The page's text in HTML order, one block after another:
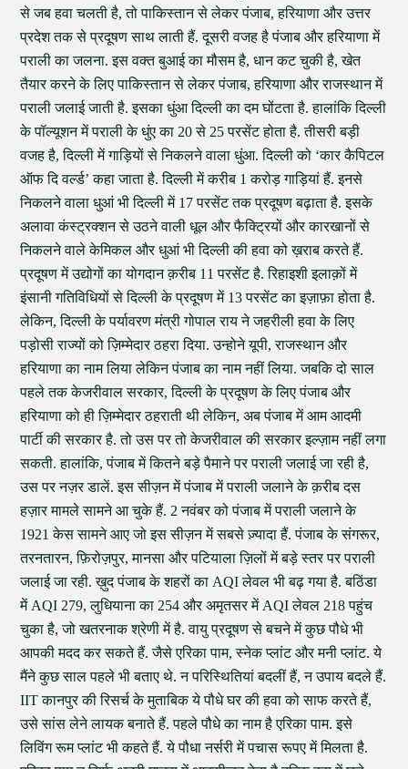
से जब हवा चलती है, तो पाकिस्तान से लेकर पंजाब, हरियाणा और उत्तर
प्रदेश तक से प्रदूषण साथ लाती हैं. दूसरी वजह है पंजाब और हरियाणा में
पराली का जलना. इस वक्त बुआई का मौसम है, धान कट चुकी है, खेत
तैयार करने के लिए पाकिस्तान से लेकर पंजाब, हरियाणा और राजस्थान में
पराली जलाई जाती है. इसका धुंआ दिल्ली का दम घोंटता है. हालांकि दिल्ली
के पॉल्यूशन में पराली के धुंए का 20 से 25 परसेंट होता है. तीसरी बड़ी
वजह है, दिल्ली में गाड़ियों से निकलने वाला धुंआ. दिल्ली को ‘कार कैपिटल
ऑफ दि वर्ल्ड’ कहा जाता है. दिल्ली में करीब 1 करोड़ गाड़ियां हैं. इनसे
निकलने वाला धुआं भी दिल्ली में 17 परसेंट तक प्रदूषण बढ़ाता है. इसके
अलावा कंस्ट्रक्शन से उठने वाली धूल और फैक्ट्रियों और कारखानों से
निकलने वाले केमिकल और धुआं भी दिल्ली की हवा को ख़राब करते हैं.
प्रदूषण में उद्योगों का योगदान क़रीब 11 परसेंट है. रिहाइशी इलाक़ों में
इंसानी गतिविधियों से दिल्ली के प्रदूषण में 13 परसेंट का इज़ाफ़ा होता है.
लेकिन, दिल्ली के पर्यावरण मंत्री गोपाल राय ने जहरीली हवा के लिए
पड़ोसी राज्यों को ज़िम्मेदार ठहरा दिया. उन्होने यूपी, राजस्थान और
हरियाणा का नाम लिया लेकिन पंजाब का नाम नहीं लिया. जबकि दो साल
पहले तक केजरीवाल सरकार, दिल्ली के प्रदूषण के लिए पंजाब और
हरियाणा को ही ज़िम्मेदार ठहराती थी लेकिन, अब पंजाब में आम आदमी
पार्टी की सरकार है. तो उस पर तो केजरीवाल की सरकार इल्ज़ाम नहीं लगा
सकती. हालांकि, पंजाब में कितने बड़े पैमाने पर पराली जलाई जा रही है,
उस पर नज़र डालें. इस सीज़न में पंजाब में पराली जलाने के क़रीब दस
हज़ार मामले सामने आ चुके हैं. 2 नवंबर को पंजाब में पराली जलाने के
1921 केस सामने आए जो इस सीज़न में सबसे ज़्यादा हैं. पंजाब के संगरूर,
तरनतारन, फ़िरोज़पुर, मानसा और पटियाला ज़िलों में बड़े स्तर पर पराली
जलाई जा रही. ख़ुद पंजाब के शहरों का AQI लेवल भी बढ़ गया है. बठिंडा
में AQI 279, लुधियाना का 254 और अमृतसर में AQI लेवल 218 पहुंच
चुका है, जो खतरनाक श्रेणी में है. वायु प्रदूषण से बचने में कुछ पौधे भी
आपकी मदद कर सकते हैं. जैसे एरिका पाम, स्नेक प्लांट और मनी प्लांट. ये
मैंने कुछ साल पहले भी बताए थे. न परिस्थितियां बदलीं हैं, न उपाय बदले हैं.
IIT कानपुर की रिसर्च के मुताबिक ये पौधे घर की हवा को साफ करते हैं,
उसे सांस लेने लायक बनाते हैं. पहले पौधे का नाम है एरिका पाम. इसे
लिविंग रूम प्लांट भी कहते हैं. ये पौधा नर्सरी में पचास रूपए में मिलता है.